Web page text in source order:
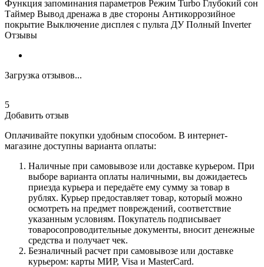
Функция запоминания параметров Режим Turbo Глубокий сон
Таймер Вывод дренажа в две стороны Антикоррозийное
покрытие Выключение дисплея с пульта ДУ Полный Inverter
Отзывы
Загрузка отзывов...
5
Добавить отзыв
Оплачивайте покупки удобным способом. В интернет-
магазине доступны варианта оплаты:
Наличные при самовывозе или доставке курьером. При
выборе варианта оплаты наличными, вы дожидаетесь
приезда курьера и передаёте ему сумму за товар в
рублях. Курьер предоставляет товар, который можно
осмотреть на предмет повреждений, соответствие
указанным условиям. Покупатель подписывает
товаросопроводительные документы, вносит денежные
средства и получает чек.
Безналичный расчет при самовывозе или доставке
курьером: карты МИР, Visa и MasterCard.